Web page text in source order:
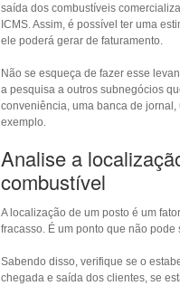
saída dos combustíveis
ICMS. Assim, é possível ter uma
ele poderá gerar de faturamento.
Não se esqueça de fazer esse
a pesquisa a outros subnegócios
conveniência, uma banca de
exemplo.
Analise a
combustível
A localização de um posto é um
fracasso. É um ponto que não
Sabendo disso, verifique se o
chegada e saída dos clientes, se